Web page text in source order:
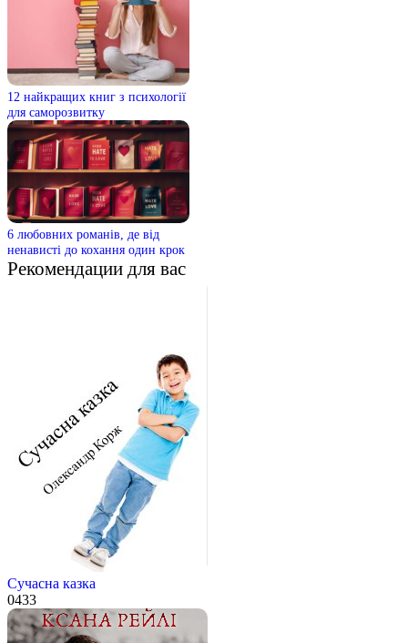
12 найкращих книг з психології
для саморозвитку
6 любовних романів, де від
ненависті до кохання один крок
Рекомендации для вас
Сучасна казка
0433